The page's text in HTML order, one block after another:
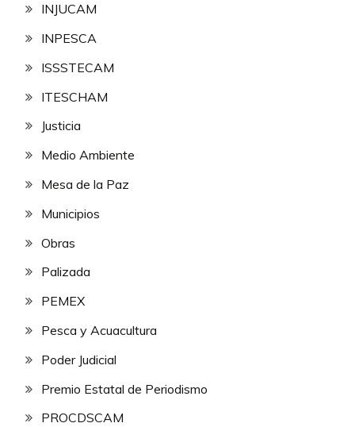
INJUCAM
INPESCA
ISSSTECAM
ITESCHAM
Justicia
Medio Ambiente
Mesa de la Paz
Municipios
Obras
Palizada
PEMEX
Pesca y Acuacultura
Poder Judicial
Premio Estatal de Periodismo
PROCDSCAM